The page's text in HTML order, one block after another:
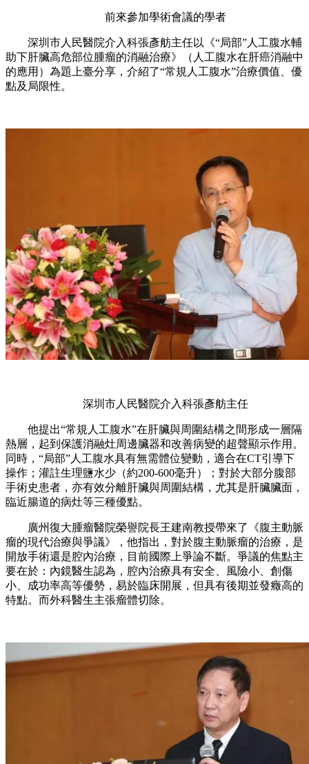
前來參加學術會議的學者
深圳市人民醫院介入科張彥舫主任以《“局部”人工腹水輔
助下肝臟高危部位腫瘤的消融治療》（人工腹水在肝癌消融中
的應用）為題上臺分享，介紹了“常規人工腹水”治療價值、優
點及局限性。
深圳市人民醫院介入科張彥舫主任
他提出“常規人工腹水”在肝臟與周圍結構之間形成一層隔
熱層，起到保護消融灶周邊臟器和改善病變的超聲顯示作用。
同時，“局部”人工腹水具有無需體位變動，適合在CT引導下
操作；灌註生理鹽水少（約200-600毫升）；對於大部分腹部
手術史患者，亦有效分離肝臟與周圍結構，尤其是肝臟臟面，
臨近腸道的病灶等三種優點。
廣州復大腫瘤醫院榮譽院長王建南教授帶來了《腹主動脈
瘤的現代治療與爭議》，他指出，對於腹主動脈瘤的治療，是
開放手術還是腔內治療，目前國際上爭論不斷。爭議的焦點主
要在於：內鏡醫生認為，腔內治療具有安全、風險小、創傷
小、成功率高等優勢，易於臨床開展，但具有後期並發癥高的
特點。而外科醫生主張瘤體切除。